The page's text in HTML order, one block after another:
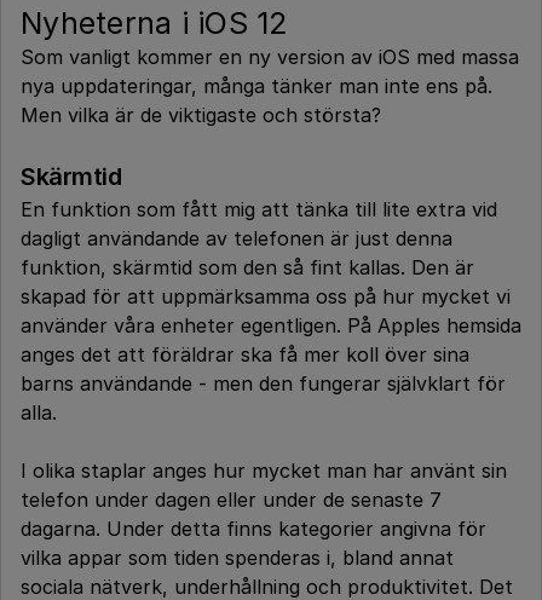
Nyheterna i iOS 12
Som vanligt kommer en ny version av iOS med massa
nya uppdateringar, många tänker man inte ens på.
Men vilka är de viktigaste och största?
Skärmtid
En funktion som fått mig att tänka till lite extra vid
dagligt användande av telefonen är just denna
funktion, skärmtid som den så fint kallas. Den är
skapad för att uppmärksamma oss på hur mycket vi
använder våra enheter egentligen. På Apples hemsida
anges det att föräldrar ska få mer koll över sina
barns användande - men den fungerar självklart för
alla.
I olika staplar anges hur mycket man har använt sin
telefon under dagen eller under de senaste 7
dagarna. Under detta finns kategorier angivna för
vilka appar som tiden spenderas i, bland annat
sociala nätverk, underhållning och produktivitet. Det